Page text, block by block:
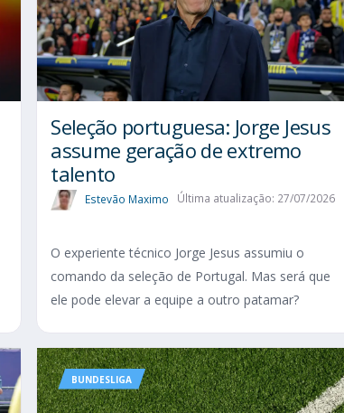
Seleção portuguesa: Jorge Jesus
assume geração de extremo
talento
Estevão Maximo Última atualização: 27/07/2026
O experiente técnico Jorge Jesus assumiu o
comando da seleção de Portugal. Mas será que
ele pode elevar a equipe a outro patamar?
BUNDESLIGA